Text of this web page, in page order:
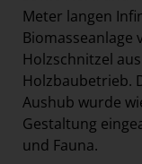
Meter langen
Holzschnitzel
Holzbaubetrieb.
Aushub wurde
Gestaltung
und Fauna.